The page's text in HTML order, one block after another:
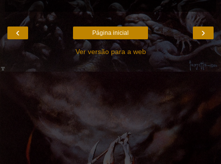
‹ ›
Página inicial
Ver versão para a web